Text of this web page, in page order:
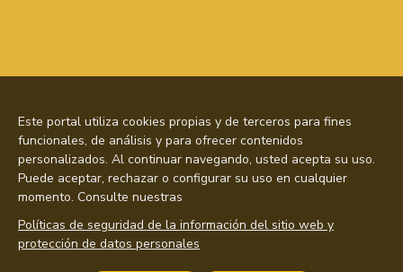
Este portal utiliza cookies propias y de terceros para fines
funcionales, de análisis y para ofrecer contenidos
personalizados. Al continuar navegando, usted acepta su uso.
Puede aceptar, rechazar o configurar su uso en cualquier
momento. Consulte nuestras
Políticas de seguridad de la información del sitio web y
protección de datos personales